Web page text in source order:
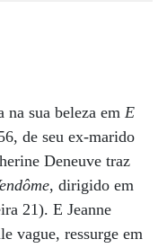
na sua beleza em E
de seu ex-marido
Deneuve traz
, dirigido em
21). E Jeanne
vague, ressurge em